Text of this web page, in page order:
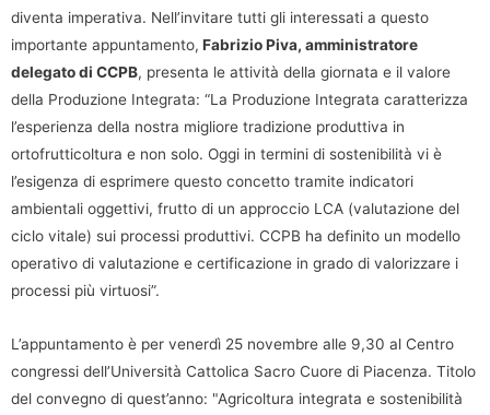
diventa imperativa. Nell’invitare tutti gli interessati a questo
importante appuntamento, Fabrizio Piva, amministratore
delegato di CCPB, presenta le attività della giornata e il valore
della Produzione Integrata: “La Produzione Integrata caratterizza
l’esperienza della nostra migliore tradizione produttiva in
ortofrutticoltura e non solo. Oggi in termini di sostenibilità vi è
l’esigenza di esprimere questo concetto tramite indicatori
ambientali oggettivi, frutto di un approccio LCA (valutazione del
ciclo vitale) sui processi produttivi. CCPB ha definito un modello
operativo di valutazione e certificazione in grado di valorizzare i
processi più virtuosi”.
L’appuntamento è per venerdì 25 novembre alle 9,30 al Centro
congressi dell’Università Cattolica Sacro Cuore di Piacenza. Titolo
del convegno di quest’anno: "Agricoltura integrata e sostenibilità